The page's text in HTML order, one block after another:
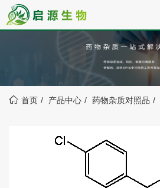
首页 产品中心 药物杂质对照品